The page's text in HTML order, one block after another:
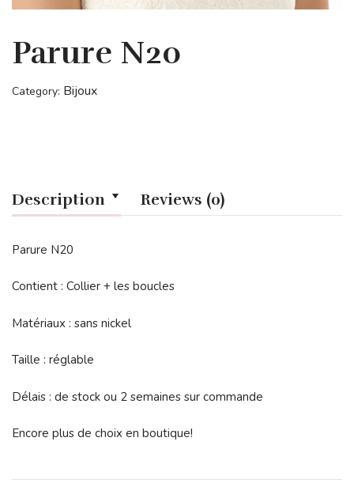
Parure N20
Category: Bijoux
Description Reviews (0)
Parure N20
Contient : Collier + les boucles
Matériaux : sans nickel
Taille : réglable
Délais : de stock ou 2 semaines sur commande
Encore plus de choix en boutique!